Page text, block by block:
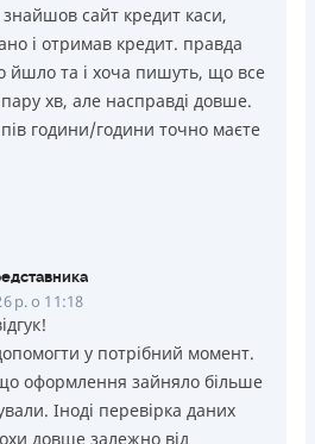
знайшов сайт кредит каси,
і отримав кредит. правда
йшло та і хоча пишуть, що все
хв, але насправді довше.
години/години точно маєте
р. о 11:18
у потрібний момент.
оформлення зайняло більше
Іноді перевірка даних
довше залежно від